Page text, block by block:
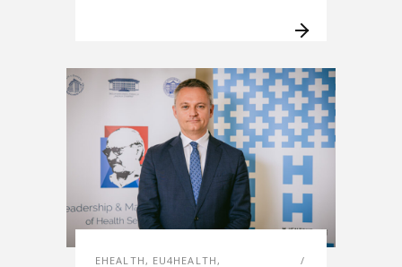
EHEALTH , EU4HEALTH ,